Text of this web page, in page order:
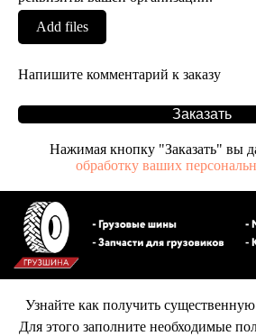
Add files
Напишите комментарий к заказу
Заказать
Нажимая кнопку "Заказать" вы
обработку ваших
Узнайте как получить
Для этого заполните необходимые